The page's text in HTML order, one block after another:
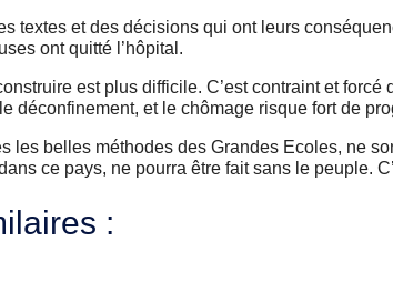
textes et des décisions qui ont leurs
ont quitté l’hôpital.
est plus difficile. C’est contraint et
déconfinement, et le chômage risque fort de
les belles méthodes des Grandes Ecoles, ne
ce pays, ne pourra être fait sans le peuple.
: